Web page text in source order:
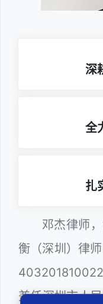
深
全
扎
邓杰律师
衡（深圳）律
兼任深圳市人